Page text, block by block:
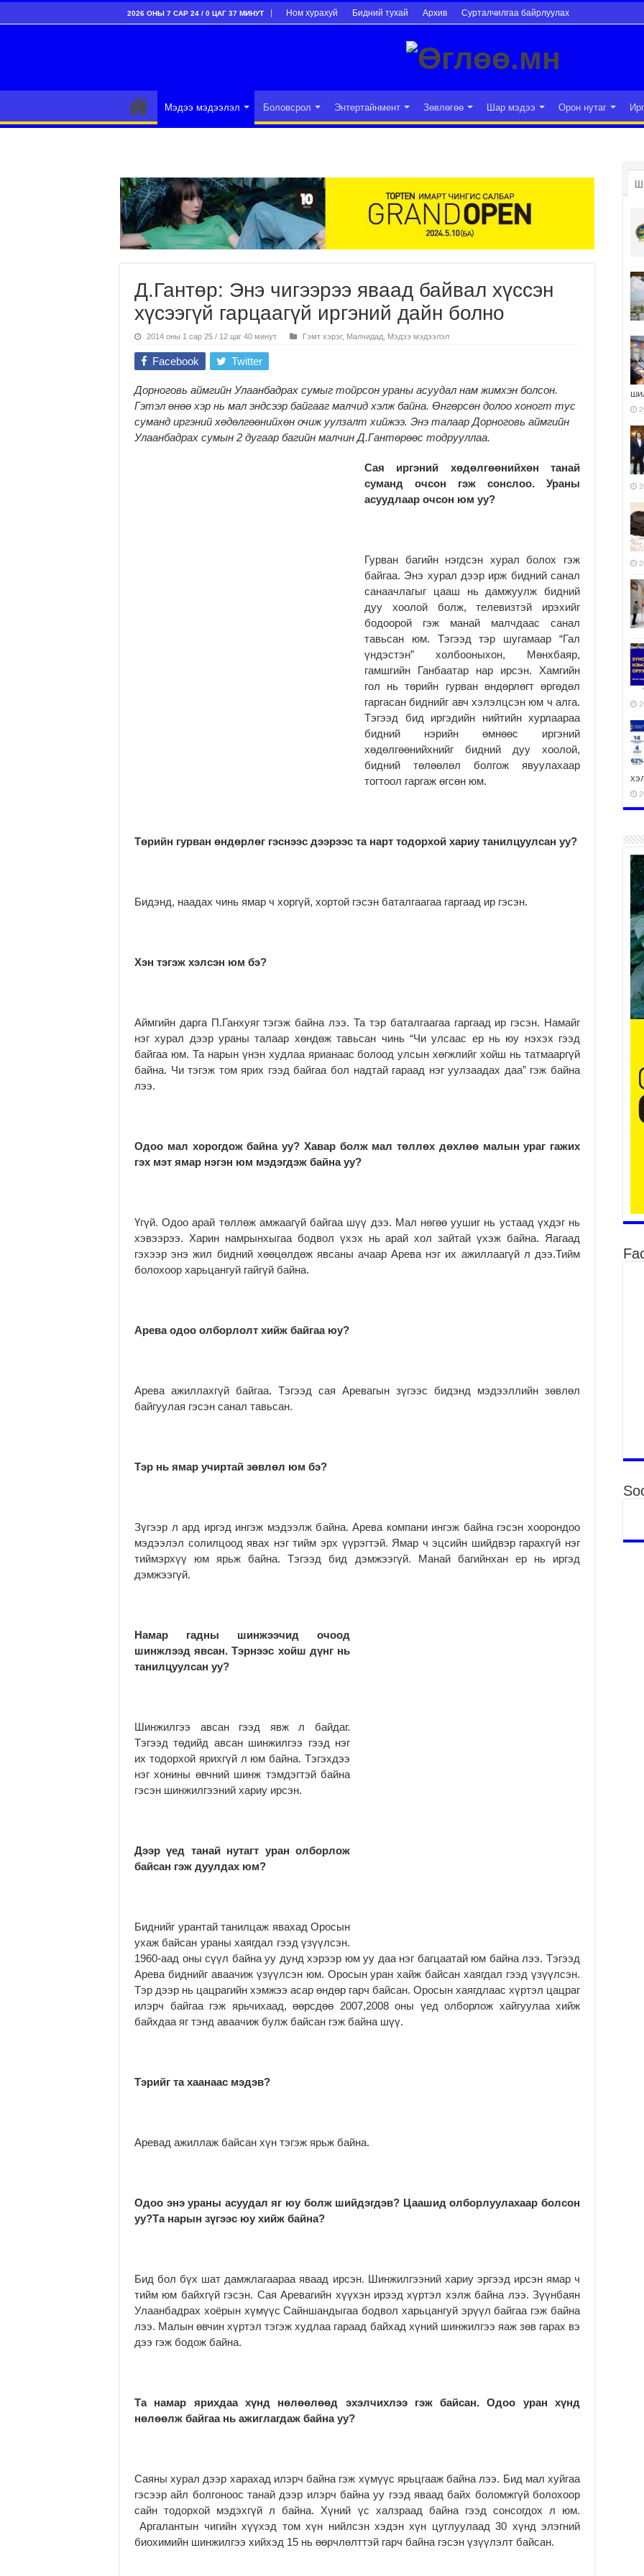
2026 ОНЫ 7 САР 24 / 0 ЦАГ 37 МИНУТ Ном хурахуй Бидний тухай Архив Сурталчилгаа байрлуулах
Мэдээ мэдээлэл Боловсрол Энтертайнмент Зөвлөгөө Шар мэдээ Орон нутаг
Д.Гантөр: Энэ чигээрээ яваад байвал хүссэн
хүсээгүй гарцаагүй иргэний дайн болно
2014 оны 1 сар 25 / 12 цаг 40 минут Гэмт хэрэг, Малчидад Мэдээ мэдээлэл
Facebook Twitter
Дорноговь аймгийн Улаанбадрах сумыг тойрсон ураны асуудал нам жимхэн болсон.
Гэтэл өнөө хэр нь мал эндсээр байгааг малчид хэлж байна. Өнгөрсөн долоо хоногт тус
суманд иргэний хөдөлгөөнийхөн очиж уулзалт хийжээ. Энэ талаар Дорноговь аймгийн
Улаанбадрах сумын 2 дугаар багийн малчин Д.Гантөрөөс тодрууллаа.
Сая иргэний хөдөлгөөнийхөн танай
суманд очсон гэж сонслоо.
Ураны
асуудлаар очсон юм уу?
Гурван багийн нэгдсэн хурал болох гэж
байгаа. Энэ хурал дээр ирж бидний санал
санаачлагыг цааш нь дамжуулж бидний
дуу хоолой болж, телевизтэй ирэхийг
бодоорой гэж манай малчдаас санал
тавьсан юм. Тэгээд тэр шугамаар “Гал
үндэстэн” холбооныхон, Мөнхбаяр,
гамшгийн Ганбаатар нар ирсэн. Хамгийн
гол нь төрийн гурван өндөрлөгт өргөдөл
гаргасан биднийг авч хэлэлцсэн юм ч алга.
Тэгээд бид иргэдийн нийтийн хурлаараа
бидний нэрийн өмнөөс иргэний
хөдөлгөөнийхнийг бидний дуу хоолой,
бидний төлөөлөл болгож явуулахаар
тогтоол гаргаж өгсөн юм.
Төрийн гурван өндөрлөг гэснээс дээрээс та нарт тодорхой хариу танилцуулсан уу?
Бидэнд, наадах чинь ямар ч хоргүй, хортой гэсэн баталгаагаа гаргаад ир гэсэн.
Хэн тэгэж хэлсэн юм бэ?
Аймгийн дарга П.Ганхуяг тэгэж байна лээ. Та тэр баталгаагаа гаргаад ир гэсэн. Намайг
нэг хурал дээр ураны талаар хөндөж тавьсан чинь “Чи улсаас ер нь юу нэхэх гээд
байгаа юм. Та нарын үнэн худлаа ярианаас болоод улсын хөгжлийг хойш нь татмааргүй
байна. Чи тэгэж том ярих гээд байгаа бол надтай гараад нэг уулзаадах даа” гэж байна
лээ.
Одоо мал хорогдож байна уу? Хавар болж мал төллөх дөхлөө малын ураг гажих
гэх мэт ямар нэгэн юм мэдэгдэж байна уу?
Үгүй. Одоо арай төллөж амжаагүй байгаа шүү дээ. Мал нөгөө уушиг нь устаад үхдэг нь
хэвээрээ. Харин намрынхыгаа бодвол үхэх нь арай хол зайтай үхэж байна. Яагаад
гэхээр энэ жил бидний хөөцөлдөж явсаны ачаар Арева нэг их ажиллаагүй л дээ.Тийм
болохоор харьцангуй гайгүй байна.
Арева одоо олборлолт хийж байгаа юу?
Арева ажиллахгүй байгаа. Тэгээд сая Аревагын зүгээс бидэнд мэдээллийн зөвлөл
байгуулая гэсэн санал тавьсан.
Тэр нь ямар учиртай зөвлөл юм бэ?
Зүгээр л ард иргэд ингэж мэдээлж байна. Арева компани ингэж байна гэсэн хоорондоо
мэдээлэл солилцоод явах нэг тийм эрх үүрэгтэй. Ямар ч эцсийн шийдвэр гарахгүй нэг
тиймэрхүү юм ярьж байна. Тэгээд бид дэмжээгүй. Манай багийнхан ер нь иргэд
дэмжээгүй.
Намар гадны шинжээчид очоод
шинжлээд явсан. Тэрнээс хойш дүнг нь
танилцуулсан уу?
Шинжилгээ авсан гээд явж л байдаг.
Тэгээд төдийд авсан шинжилгээ гээд нэг
их тодорхой ярихгүй л юм байна. Тэгэхдээ
нэг хонины өвчний шинж тэмдэгтэй байна
гэсэн шинжилгээний хариу ирсэн.
Дээр үед танай нутагт уран олборлож
байсан гэж дуулдах юм?
Биднийг урантай танилцаж явахад Оросын
ухаж байсан ураны хаягдал гээд үзүүлсэн.
1960-аад оны сүүл байна уу дунд хэрээр юм уу даа нэг багцаатай юм байна лээ. Тэгээд
Арева биднийг аваачиж үзүүлсэн юм. Оросын уран хайж байсан хаягдал гээд үзүүлсэн.
Тэр дээр нь цацрагийн хэмжээ асар өндөр гарч байсан. Оросын хаягдлаас хүртэл цацраг
илэрч байгаа гэж ярьчихаад, өөрсдөө 2007,2008 оны үед олборлож хайгуулаа хийж
байхдаа яг тэнд аваачиж булж байсан гэж байна шүү.
Тэрийг та хаанаас мэдэв?
Аревад ажиллаж байсан хүн тэгэж ярьж байна.
Одоо энэ ураны асуудал яг юу болж шийдэгдэв? Цаашид олборлуулахаар болсон
уу?Та нарын зүгээс юу хийж байна?
Бид бол бүх шат дамжлагаараа яваад ирсэн. Шинжилгээний хариу эргээд ирсэн ямар ч
тийм юм байхгүй гэсэн. Сая Аревагийн хүүхэн ирээд хүртэл хэлж байна лээ. Зүүнбаян
Улаанбадрах хоёрын хүмүүс Сайншандыгаа бодвол харьцангуй эрүүл байгаа гэж байна
лээ. Малын өвчин хүртэл тэгэж худлаа гараад байхад хүний шинжилгээ яаж зөв гарах вэ
дээ гэж бодож байна.
Та намар ярихдаа хүнд нөлөөлөөд эхэлчихлээ гэж байсан. Одоо уран хүнд
нөлөөлж байгаа нь ажиглагдаж байна уу?
Саяны хурал дээр харахад илэрч байна гэж хүмүүс ярьцгааж байна лээ. Бид мал хуйгаа
гэсээр айл болгоноос танай дээр илэрч байна уу гээд яваад байх боломжгүй болохоор
сайн тодорхой мэдэхгүй л байна. Хүний үс халзраад байна гээд сонсогдох л юм.
Аргалантын чигийн хүүхэд том хүн нийлсэн хэдэн хүн цуглуулаад 30 хүнд элэгний
биохимийн шинжилгээ хийхэд 15 нь өөрчлөлттэй гарч байна гэсэн үзүүлэлт байсан.